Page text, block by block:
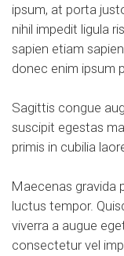
ipsum, at porta
nihil impedit ligula
sapien etiam
donec enim ipsum
Sagittis congue
suscipit egestas
primis in cubilia
Maecenas gravida
luctus tempor.
viverra a augue
consectetur vel